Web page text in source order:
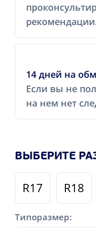
14 дней на
Если вы не
на нем нет
ВЫБЕРИТЕ
R17 R18
Типоразмер: